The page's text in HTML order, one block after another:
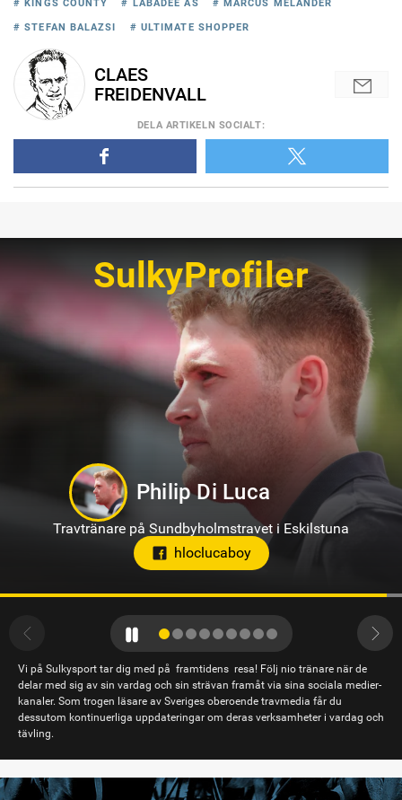
# KINGS COUNTY # LABADEE ÅS # MARCUS MELANDER
# STEFAN BALAZSI # ULTIMATE SHOPPER
CLAES
FREIDENVALL
DELA ARTIKELN SOCIALT:
SulkyProfiler
Kevin Oscarsson
Travtränare på Axevalla
Vi på Sulkysport tar dig med på framtidens resa! Följ nio tränare när de
delar med sig av sin vardag och sin strävan framåt via sina sociala medier-
kanaler. Som trogen läsare av Sveriges oberoende travmedia får du
dessutom kontinuerliga uppdateringar om deras verksamheter i vardag och
tävling.